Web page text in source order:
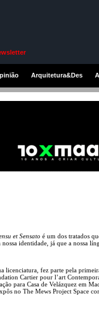
Arquitetura&Des
et Sensato é um dos tratados
identidade, já que a nossa
licenciatura, fez parte pela
Cartier pour l’art
para Casa de Velázquez em
no The Mews Project Space